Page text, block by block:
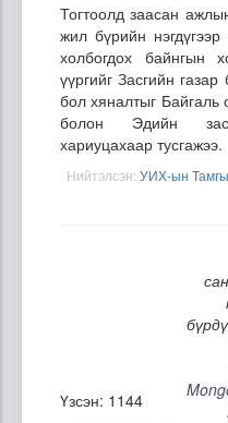
Тогтоолд заасан
жил бүрийн
холбогдох байнгын
үүргийг Засгийн
бол хяналтыг Байгаль
болон Эдийн
хариуцахаар тусгажээ.
Нийтэлсэн: УИХ-ын
Үзсэн: 1144